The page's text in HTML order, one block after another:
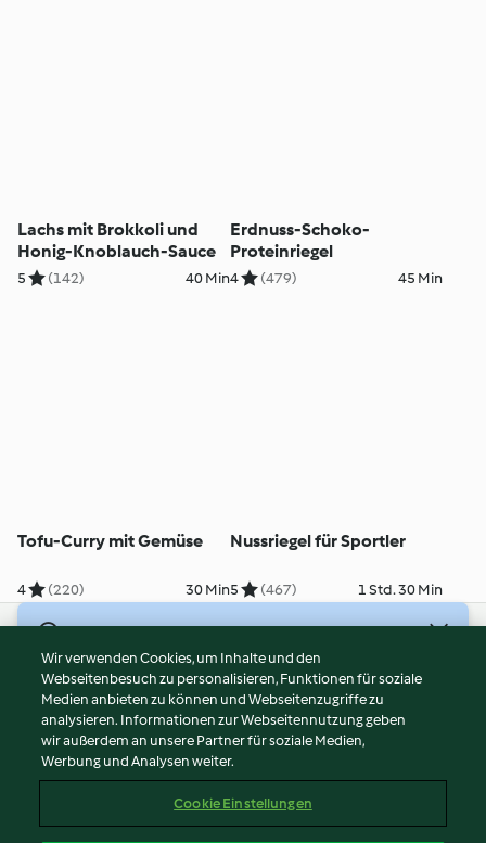
Lachs mit Brokkoli und
Honig-Knoblauch-Sauce
5 (142) 40 Min
Erdnuss-Schoko-
Proteinriegel
4 (479) 45 Min
Tofu-Curry mit Gemüse
4 (220) 30 Min
Nussriegel für Sportler
5 (467) 1 Std. 30 Min
Nutzungsbedingungen
Datenschutzrichtlinien
Disclaimer
Impressum
Inhalt melden
Wir verwenden Cookies, um Inhalte und den
Webseitenbesuch zu personalisieren, Funktionen für soziale
Medien anbieten zu können und Webseitenzugriffe zu
analysieren. Informationen zur Webseitennutzung geben
wir außerdem an unsere Partner für soziale Medien,
Werbung und Analysen weiter.
Cookie Einstellungen